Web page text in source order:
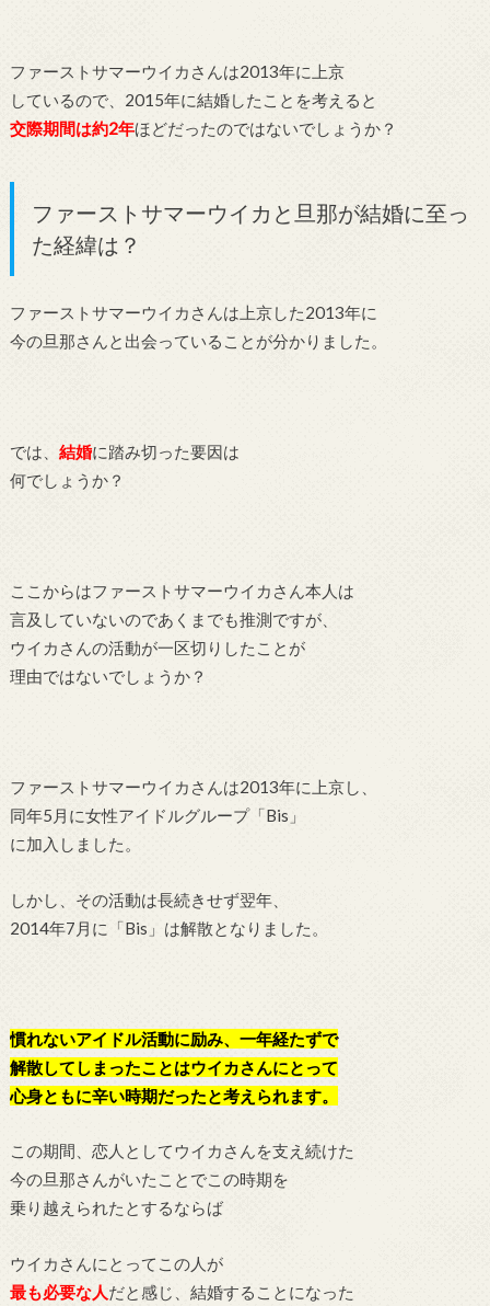
ファーストサマーウイカさんは2013年に上京
しているので、2015年に結婚したことを考えると
交際期間は約2年ほどだったのではないでしょうか？
ファーストサマーウイカと旦那が結婚に至っ
た経緯は？
ファーストサマーウイカさんは上京した2013年に
今の旦那さんと出会っていることが分かりました。
では、 結婚に踏み切った要因は
何でしょうか？
ここからはファーストサマーウイカさん本人は
言及していないのであくまでも推測ですが、
ウイカさんの活動が一区切りしたことが
理由ではないでしょうか？
ファーストサマーウイカさんは2013年に上京し、
同年5月に女性アイドルグループ「Bis」
に加入しました。
しかし、その活動は長続きせず翌年、
2014年7月に「Bis」は解散となりました。
慣れないアイドル活動に励み、一年経たずで
解散してしまったことはウイカさんにとって
心身ともに辛い時期だったと考えられます。
この期間、恋人としてウイカさんを支え続けた
今の旦那さんがいたことでこの時期を
乗り越えられたとするならば
ウイカさんにとってこの人が
最も必要な人だと感じ、結婚することになった